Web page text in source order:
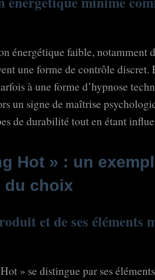
énergétique faible, notamment
une forme de contrôle discret.
à une forme d’hypnose
un signe de maîtrise
de durabilité tout en étant
Hot » : un
du choix
et de ses éléments
» se distingue par ses